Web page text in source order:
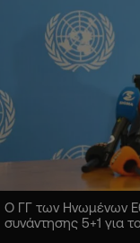
Ο ΓΓ των Ηνωμένων
συνάντησης 5+1 για